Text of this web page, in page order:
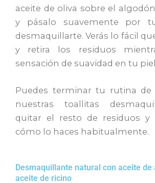
aceite de oliva sobre el
y pásalo suavemente por
desmaquillarte. Verás lo fácil
y retira los residuos
sensación de suavidad en tu
Puedes terminar tu rutina de
nuestras toallitas
quitar el resto de residuos y
cómo lo haces habitualmente.
Desmaquillante natural con aceite de
aceite de ricino